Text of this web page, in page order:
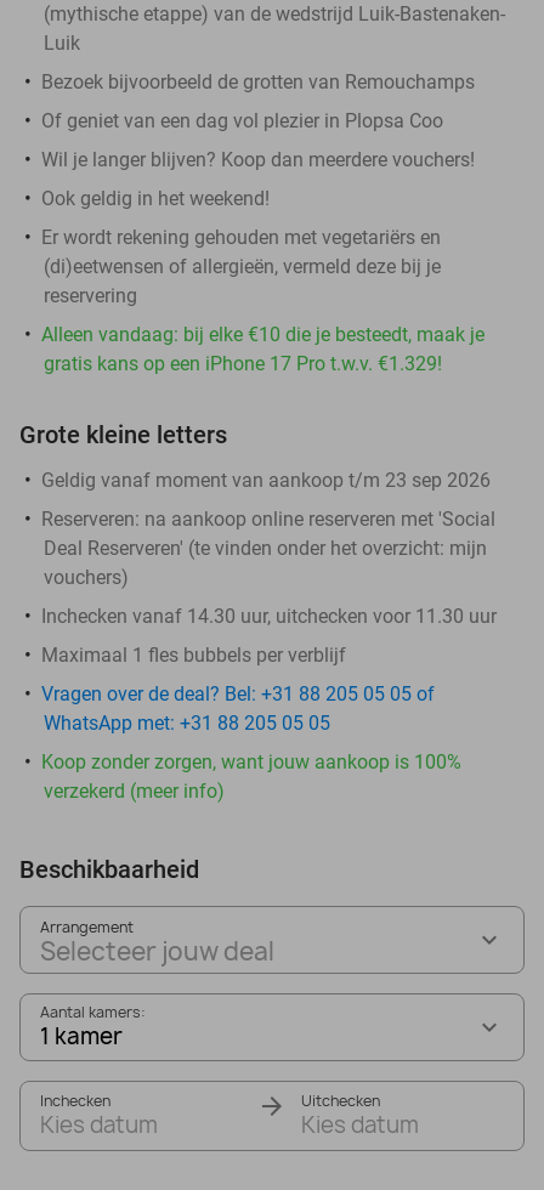
(mythische etappe) van de wedstrijd Luik-Bastenaken-
Luik
Bezoek bijvoorbeeld de grotten van Remouchamps
Of geniet van een dag vol plezier in Plopsa Coo
Wil je langer blijven? Koop dan meerdere vouchers!
Ook geldig in het weekend!
Er wordt rekening gehouden met vegetariërs en
(di)eetwensen of allergieën, vermeld deze bij je
reservering
Alleen vandaag: bij elke €10 die je besteedt, maak je
gratis kans op een iPhone 17 Pro t.w.v. €1.329!
Grote kleine letters
Geldig vanaf moment van aankoop t/m 23 sep 2026
Reserveren: na aankoop online reserveren met 'Social
Deal Reserveren' (te vinden onder het overzicht: mijn
vouchers)
Inchecken vanaf 14.30 uur, uitchecken voor 11.30 uur
Maximaal 1 fles bubbels per verblijf
Vragen over de deal? Bel: +31 88 205 05 05 of
WhatsApp met: +31 88 205 05 05
Koop zonder zorgen, want jouw aankoop is 100%
verzekerd (meer info)
Beschikbaarheid
Arrangement
Selecteer jouw deal
Aantal kamers:
1 kamer
Inchecken
Kies datum
Uitchecken
Kies datum